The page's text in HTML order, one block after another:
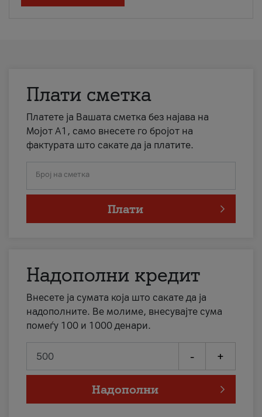
Плати сметка
Платете ја Вашата сметка без најава на
Мојот А1, само внесете го бројот на
фактурата што сакате да ја платите.
Број на сметка
Плати
Надополни кредит
Внесете ја сумата која што сакате да ја
надополните. Ве молиме, внесувајте сума
помеѓу 100 и 1000 денари.
- +
Надополни